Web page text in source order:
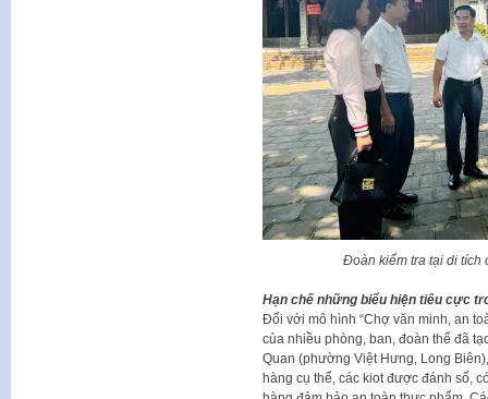
Đoàn kiểm tra tại di tích
Hạn chế những biểu hiện tiêu cực
Đối với mô hình “Chợ văn minh, an
của nhiều phòng, ban, đoàn thể đã
Quan (phường Việt Hưng, Long
hàng cụ thể, các kiot được đánh số,